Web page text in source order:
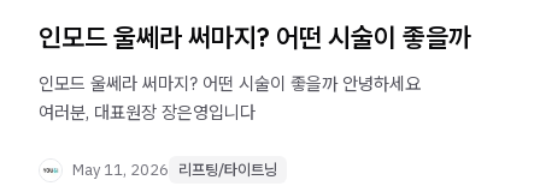
인모드 울쎄라 써마지? 어떤 시술이 좋을까
인모드 울쎄라 써마지? 어떤 시술이 좋을까 안녕하세요
여러분, 대표원장 장은영입니다 ​ ​
May 11, 2026 리프팅/타이트닝